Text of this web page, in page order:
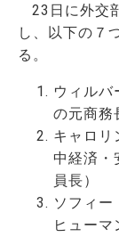
23日に外交
し、以下の７
る。
ウィルバ
の元商務
キャロリ
中経済・
員長）
ソフィー
ヒューマ